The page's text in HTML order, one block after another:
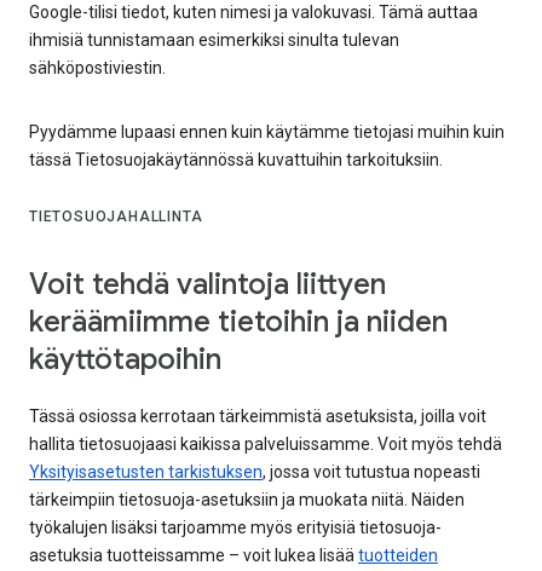
Google-tilisi tiedot, kuten nimesi ja valokuvasi. Tämä auttaa
ihmisiä tunnistamaan esimerkiksi sinulta tulevan
sähköpostiviestin.
Pyydämme lupaasi ennen kuin käytämme tietojasi muihin kuin
tässä Tietosuojakäytännössä kuvattuihin tarkoituksiin.
TIETOSUOJAHALLINTA
Voit tehdä valintoja liittyen
keräämiimme tietoihin ja niiden
käyttötapoihin
Tässä osiossa kerrotaan tärkeimmistä asetuksista, joilla voit
hallita tietosuojaasi kaikissa palveluissamme. Voit myös tehdä
Yksityisasetusten tarkistuksen, jossa voit tutustua nopeasti
tärkeimpiin tietosuoja-asetuksiin ja muokata niitä. Näiden
työkalujen lisäksi tarjoamme myös erityisiä tietosuoja-
asetuksia tuotteissamme – voit lukea lisää tuotteiden